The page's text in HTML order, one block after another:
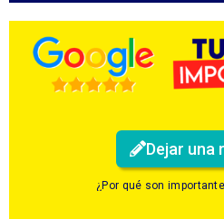
Dejar una
¿Por qué son